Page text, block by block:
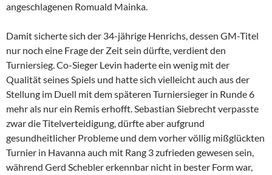
angeschlagenen Romuald Mainka.
Damit sicherte sich der 34-jährige Henrichs, dessen GM-Titel
nur noch eine Frage der Zeit sein dürfte, verdient den
Turniersieg. Co-Sieger Levin haderte ein wenig mit der
Qualität seines Spiels und hatte sich vielleicht auch aus der
Stellung im Duell mit dem späteren Turniersieger in Runde 6
mehr als nur ein Remis erhofft. Sebastian Siebrecht verpasste
zwar die Titelverteidigung, dürfte aber aufgrund
gesundheitlicher Probleme und dem vorher völlig mißglückten
Turnier in Havanna auch mit Rang 3 zufrieden gewesen sein,
während Gerd Schebler erkennbar nicht in bester Form war,